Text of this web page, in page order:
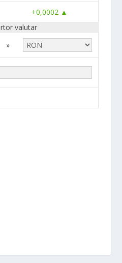
+0,0002 ▲
valutar
»